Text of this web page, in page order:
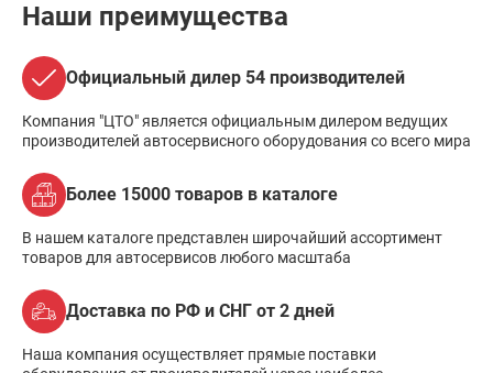
Наши преимущества
Официальный дилер 54 производителей
Компания "ЦТО" является официальным дилером ведущих
производителей автосервисного оборудования со всего мира
Более 15000 товаров в каталоге
В нашем каталоге представлен широчайший ассортимент
товаров для автосервисов любого масштаба
Доставка по РФ и СНГ от 2 дней
Наша компания осуществляет прямые поставки